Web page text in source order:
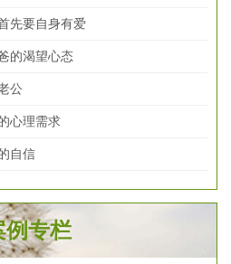
先要自身有爱
的渴望心态
公
心理需求
自信
例专栏